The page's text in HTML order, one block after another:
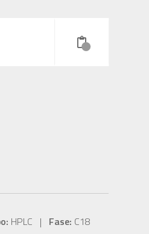
HPLC | Fase: C18